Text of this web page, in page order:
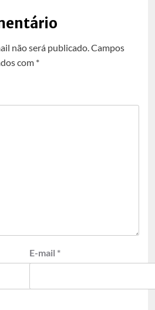
não será publicado.Campos
com *
E-mail *